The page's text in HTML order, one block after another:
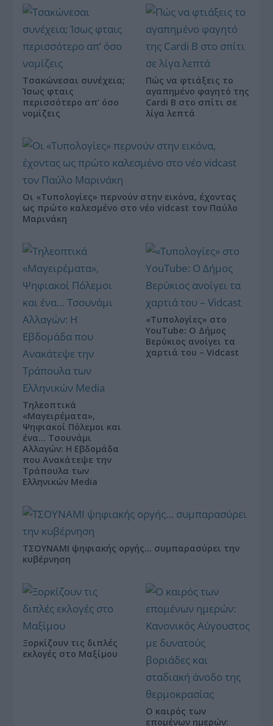
Τσακώνεσαι συνέχεια;
Ίσως φταις
περισσότερο απ’ όσο
νομίζεις
Πώς να φτιάξεις το
αγαπημένο φαγητό της
Cardi B στο σπίτι σε
λίγα λεπτά
Οι «Τυπολογίες» περνούν στην εικόνα, έχοντας
ως πρώτο καλεσμένο στο νέο vidcast τον Παύλο
Μαρινάκη
Τηλεοπτικά
«Μαγειρέματα»,
Ψηφιακοί Πόλεμοι και
ένα… Τσουνάμι
Αλλαγών: Η Εβδομάδα
που Ανακάτεψε την
Τράπουλα των
Ελληνικών Media
«Τυπολογίες» στο
YouTube: Ο Δήμος
Βερύκιος ανοίγει τα
χαρτιά του – Vidcast
ΤΣΟΥΝΑΜΙ ψηφιακής οργής… συμπαρασύρει την
κυβέρνηση
Ξορκίζουν τις διπλές
εκλογές στο Μαξίμου
Ο καιρός των
επομένων ημερών: